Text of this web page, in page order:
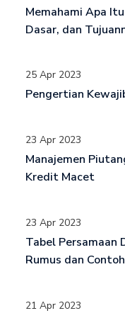
Memahami Apa
Dasar, dan
25 Apr 2023
Pengertian
23 Apr 2023
Manajemen
Kredit Macet
23 Apr 2023
Tabel Persamaan
Rumus dan Contoh
21 Apr 2023